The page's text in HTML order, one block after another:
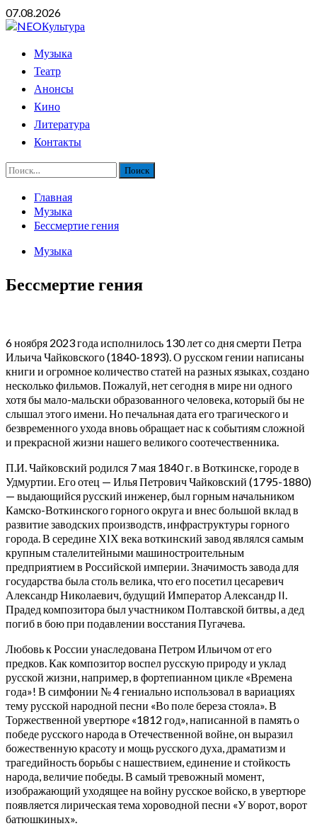
Перейти
к
07.08.2026
ОсновноеМузыка
Театр
Анонсы
Кино
Литература
Контакты
Найти:
Главная
Музыка
Бессмертие гения
Музыка
Бессмертие гения
6 ноября 2023 года исполнилось 130 лет со дня смерти Петра
Ильича Чайковского (1840-1893). О русском гении написаны
книги и огромное количество статей на разных языках, создано
несколько фильмов. Пожалуй, нет сегодня в мире ни одного
хотя бы мало-мальски образованного человека, который бы не
слышал этого имени. Но печальная дата его трагического и
безвременного ухода вновь обращает нас к событиям сложной
и прекрасной жизни нашего великого соотечественника.
П.И. Чайковский родился 7 мая 1840 г. в Воткинске, городе в
Удмуртии. Его отец — Илья Петрович Чайковский (1795-1880)
— выдающийся русский инженер, был горным начальником
Камско-Воткинского горного округа и внес большой вклад в
развитие заводских производств, инфраструктуры горного
города. В середине ХIХ века воткинский завод являлся самым
крупным сталелитейными машиностроительным
предприятием в Российской империи. Значимость завода для
государства была столь велика, что его посетил цесаревич
Александр Николаевич, будущий Император Александр II.
Прадед композитора был участником Полтавской битвы, а дед
погиб в бою при подавлении восстания Пугачева.
Любовь к России унаследована Петром Ильичом от его
предков. Как композитор воспел русскую природу и уклад
русской жизни, например, в фортепианном цикле «Времена
года»! В симфонии № 4 гениально использовал в вариациях
тему русской народной песни «Во поле береза стояла». В
Торжественной увертюре «1812 год», написанной в память о
победе русского народа в Отечественной войне, он выразил
божественную красоту и мощь русского духа, драматизм и
трагедийность борьбы с нашествием, единение и стойкость
народа, величие победы. В самый тревожный момент,
изображающий уходящее на войну русское войско, в увертюре
появляется лирическая тема хороводной песни «У ворот, ворот
батюшкиных».